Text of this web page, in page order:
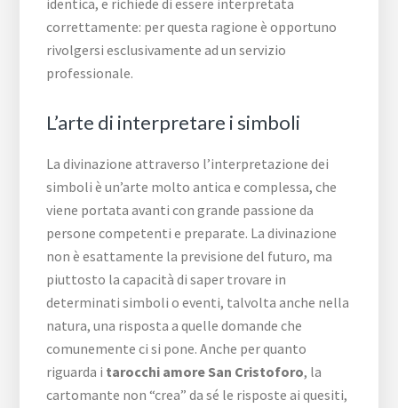
identica, e richiede di essere interpretata
correttamente: per questa ragione è opportuno
rivolgersi esclusivamente ad un servizio
professionale.
L’arte di interpretare i simboli
La divinazione attraverso l’interpretazione dei
simboli è un’arte molto antica e complessa, che
viene portata avanti con grande passione da
persone competenti e preparate. La divinazione
non è esattamente la previsione del futuro, ma
piuttosto la capacità di saper trovare in
determinati simboli o eventi, talvolta anche nella
natura, una risposta a quelle domande che
comunemente ci si pone. Anche per quanto
riguarda i tarocchi amore San Cristoforo, la
cartomante non “crea” da sé le risposte ai quesiti,